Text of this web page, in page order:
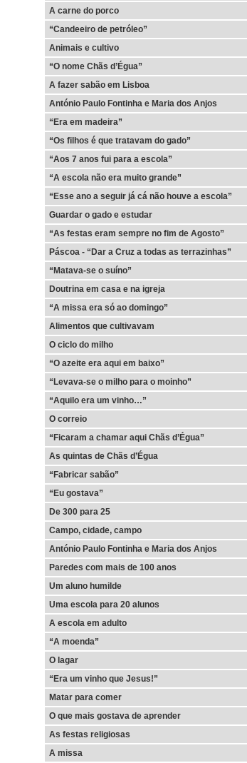
A carne do porco
“Candeeiro de petróleo”
Animais e cultivo
“O nome Chãs d’Égua”
A fazer sabão em Lisboa
António Paulo Fontinha e Maria dos Anjos
“Era em madeira”
“Os filhos é que tratavam do gado”
“Aos 7 anos fui para a escola”
“A escola não era muito grande”
“Esse ano a seguir já cá não houve a escola”
Guardar o gado e estudar
“As festas eram sempre no fim de Agosto”
Páscoa - “Dar a Cruz a todas as terrazinhas”
“Matava-se o suíno”
Doutrina em casa e na igreja
“A missa era só ao domingo”
Alimentos que cultivavam
O ciclo do milho
“O azeite era aqui em baixo”
“Levava-se o milho para o moinho”
“Aquilo era um vinho…”
O correio
“Ficaram a chamar aqui Chãs d’Égua”
As quintas de Chãs d’Égua
“Fabricar sabão”
“Eu gostava”
De 300 para 25
Campo, cidade, campo
António Paulo Fontinha e Maria dos Anjos
Paredes com mais de 100 anos
Um aluno humilde
Uma escola para 20 alunos
A escola em adulto
“A moenda”
O lagar
“Era um vinho que Jesus!”
Matar para comer
O que mais gostava de aprender
As festas religiosas
A missa